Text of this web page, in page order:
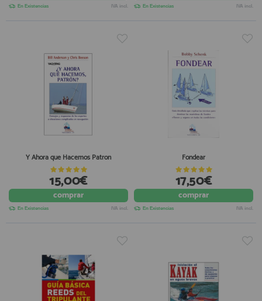
En Existencias IVA incl. En Existencias IVA incl.
Y Ahora que Hacemos Patron
15,00€
comprar
En Existencias IVA incl.
Fondear
17,50€
comprar
En Existencias IVA incl.